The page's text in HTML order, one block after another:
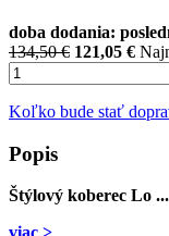
doba dodania:
134,50 € 121,05 €
Koľko bude stať
Popis
Štýlový koberec Lo ...